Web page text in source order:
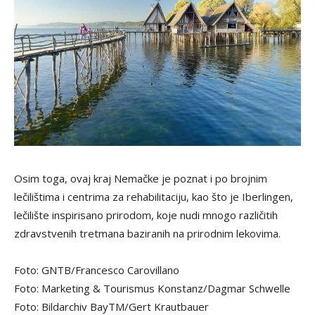
Osim toga, ovaj kraj Nemačke je poznat i po brojnim
lečilištima i centrima za rehabilitaciju, kao što je Iberlingen,
lečilište inspirisano prirodom, koje nudi mnogo različitih
zdravstvenih tretmana baziranih na prirodnim lekovima.
Foto: GNTB/Francesco Carovillano
Foto: Marketing & Tourismus Konstanz/Dagmar Schwelle
Foto: Bildarchiv BayTM/Gert Krautbauer